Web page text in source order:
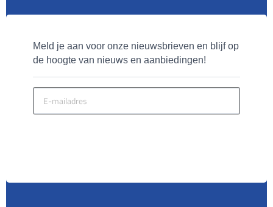
Meld je aan voor onze nieuwsbrieven en blijf op
de hoogte van nieuws en aanbiedingen!